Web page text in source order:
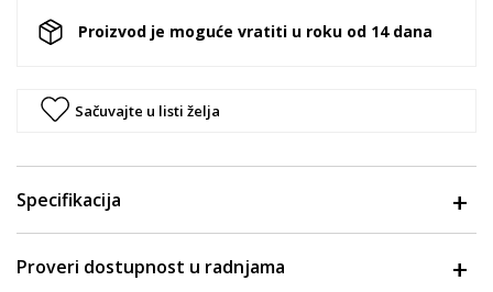
Proizvod je moguće vratiti u roku od 14 dana
Sačuvajte u listi želja
Specifikacija
Proveri dostupnost u radnjama